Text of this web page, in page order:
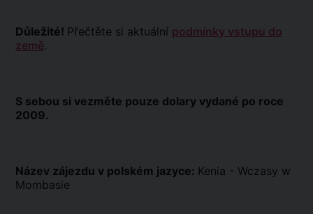
Důležité! Přečtěte si aktuální podmínky vstupu do
země.
S sebou si vezměte pouze dolary vydané po roce
2009.
Název zájezdu v polském jazyce: Kenia - Wczasy w
Mombasie